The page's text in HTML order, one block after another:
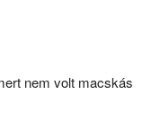
nem volt macskás